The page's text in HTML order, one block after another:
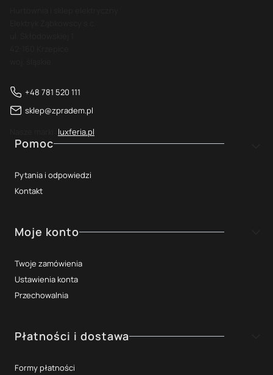
+48 781 520 111
sklep@zpradem.pl
luxferia.pl
Linki w stopce
Pomoc
Pytania i odpowiedzi
Kontakt
Moje konto
Twoje zamówienia
Ustawienia konta
Przechowalnia
Płatności i dostawa
Formy płatności